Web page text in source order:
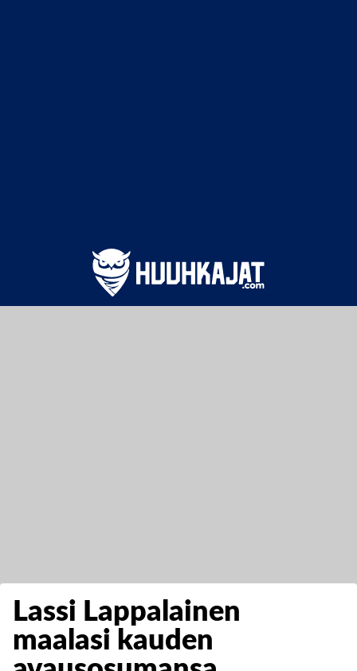
Lassi Lappalainen
maalasi kauden